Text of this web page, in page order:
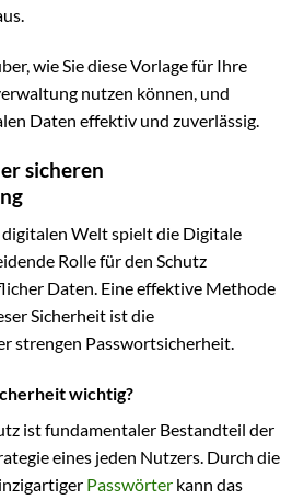
wie Sie diese Vorlage für Ihre
nutzen können, und
Daten effektiv und zuverlässig.
sicheren
Welt spielt die Digitale
Rolle für den Schutz
Daten. Eine effektive Methode
Sicherheit ist die
strengen Passwortsicherheit.
wichtig?
ist fundamentaler Bestandteil der
eines jeden Nutzers. Durch die
Passwörter kann das